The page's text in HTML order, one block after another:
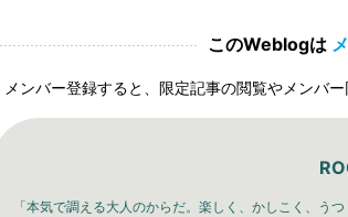
このWeblogは
メンバー登録すると、限定記事の閲覧やメンバ
「本気で調える大人のからだ。楽しく、かしこく、う